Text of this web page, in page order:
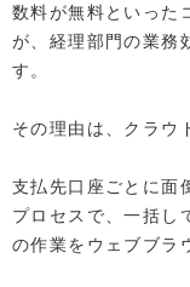
数料が無料といった
が、経理部門の業務
す。
その理由は、クラウ
支払先口座ごとに面
プロセスで、一括し
の作業をウェブブラ